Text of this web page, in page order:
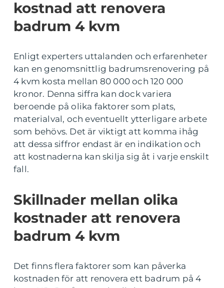
kostnad att renovera
badrum 4 kvm
Enligt experters uttalanden och erfarenheter
kan en genomsnittlig badrumsrenovering på
4 kvm kosta mellan 80 000 och 120 000
kronor. Denna siffra kan dock variera
beroende på olika faktorer som plats,
materialval, och eventuellt ytterligare arbete
som behövs. Det är viktigt att komma ihåg
att dessa siffror endast är en indikation och
att kostnaderna kan skilja sig åt i varje enskilt
fall.
Skillnader mellan olika
kostnader att renovera
badrum 4 kvm
Det finns flera faktorer som kan påverka
kostnaden för att renovera ett badrum på 4